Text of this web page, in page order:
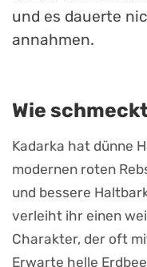
und es dauerte
annahmen.
Wie
Kadarka hat dünne
modernen roten
und bessere
verleiht ihr einen
Charakter, der oft
Erwarte helle